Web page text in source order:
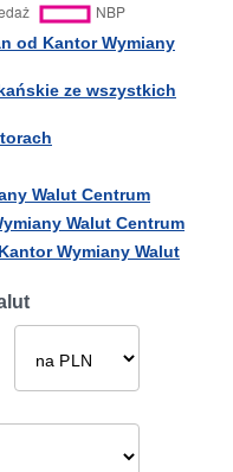
od Kantor Wymiany
ze wszystkich
Walut Centrum
Walut Centrum
Wymiany Walut